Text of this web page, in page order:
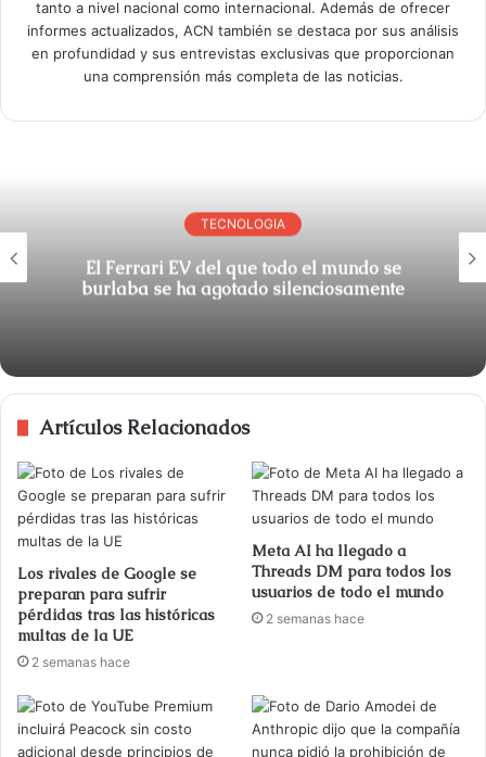
tanto a nivel nacional como internacional. Además de ofrecer
informes actualizados, ACN también se destaca por sus análisis
en profundidad y sus entrevistas exclusivas que proporcionan
una comprensión más completa de las noticias.
TECNOLOGIA
El Ferrari EV del que todo el mundo se
burlaba se ha agotado silenciosamente
Artículos Relacionados
Los rivales de Google se
preparan para sufrir
pérdidas tras las históricas
multas de la UE
2 semanas hace
Meta AI ha llegado a
Threads DM para todos los
usuarios de todo el mundo
2 semanas hace